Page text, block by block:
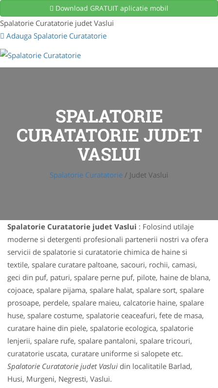
Download GRATUIT aplicatie mobil
Spalatorie Curatatorie judet Vaslui
Adauga Spalatorie Curatatorie
SPALATORIE
CURATATORIE JUDET
VASLUI
Spalatorie Curatatorie / Judet Vaslui
Spalatorie Curatatorie judet Vaslui : Folosind utilaje
moderne si detergenti profesionali partenerii nostri va ofera
servicii de spalatorie si curatatorie chimica de haine si
textile, spalare curatare paltoane, sacouri, rochii, camasi,
geci din puf, paturi, spalare perne puf, pilote, haine de blana,
cojoace, spalare pijama, spalare halat, spalare sort, spalare
prosoape, perdele, spalare maieu, calcatorie haine, spalare
huse, spalare costume, spalatorie ceaceafuri, fete de masa,
curatare haine din piele, spalatorie ecologica, spalatorie
lenjerii, spalare rufe, spalare pantaloni, spalare tricouri,
curatatorie uscata, curatare uniforme si salopete etc.
Spalatorie Curatatorie judet Vaslui din localitatile Barlad,
Husi, Murgeni, Negresti, Vaslui.